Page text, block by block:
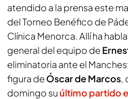
atendido a la prensa este
del Torneo Benéfico de
Clínica Menorca. Allí ha
general del equipo de
eliminatoria ante el
figura de Óscar de Marcos,
domingo su último partido